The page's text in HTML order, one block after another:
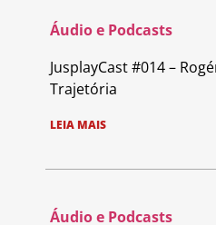
Áudio e Podcasts
JusplayCast #014 –
Trajetória
LEIA MAIS
Áudio e Podcasts